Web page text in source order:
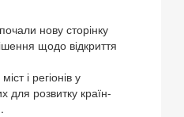
нову сторінку
щодо відкриття
і регіонів у
для розвитку країн-